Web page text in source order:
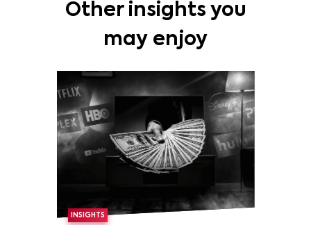
Other insights you
may enjoy
INSIGHTS